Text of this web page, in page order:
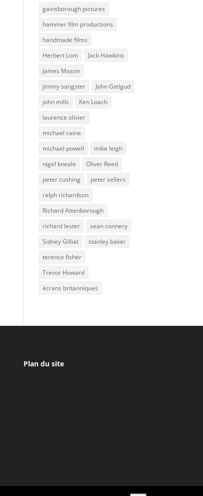
gainsborough pictures
hammer film productions
handmade films
Herbert Lom
Jack Hawkins
James Mason
jimmy sangster
John Gielgud
john mills
Ken Loach
laurence olivier
michael caine
michael powell
mike leigh
nigel kneale
Oliver Reed
peter cushing
peter sellers
ralph richardson
Richard Attenborough
richard lester
sean connery
Sidney Gilliat
stanley baker
terence fisher
Trevor Howard
écrans britanniques
Plan du site